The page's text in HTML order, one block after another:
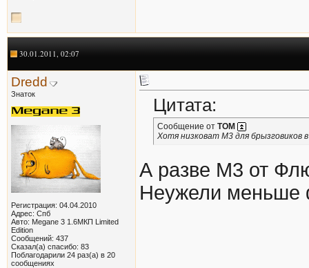
30.01.2011, 02:07
Dredd
Знаток
Регистрация: 04.04.2010
Адрес: Спб
Авто: Megane 3 1.6МКП Limited
Edition
Сообщений: 437
Сказал(а) спасибо: 83
Поблагодарили 24 раз(а) в 20
сообщениях
Цитата:
Сообщение от ТОМ
Хотя низковат М3 для брызговиков
А разве М3 от
Неужели меньше